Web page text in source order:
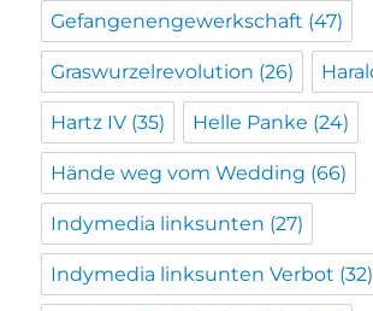
Gefangenengewerkschaft (47)
Graswurzelrevolution (26)
Hartz IV (35) Helle Panke (24)
Hände weg vom Wedding (66)
Indymedia linksunten (27)
Indymedia linksunten Verbot (32)